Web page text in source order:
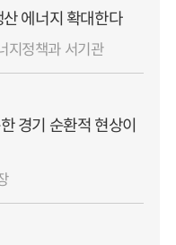
에너지 확대한다
지정책과 서기관
경기 순환적 현상이